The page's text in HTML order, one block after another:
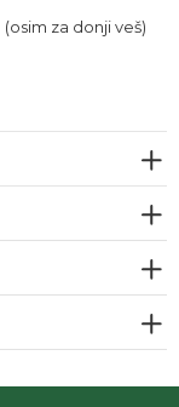
(osim za donji veš)